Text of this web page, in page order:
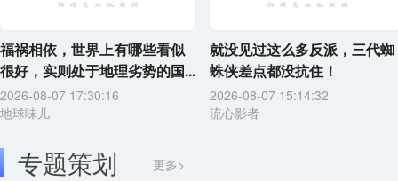
福祸相依，世界上有哪些看似
很好，实则处于地理劣势的国...
2026-08-07 17:30:16
地球味儿
就没见过这么多反派，三代蜘
蛛侠差点都没抗住！
2026-08-07 15:14:32
流心影者
专题策划 更多>